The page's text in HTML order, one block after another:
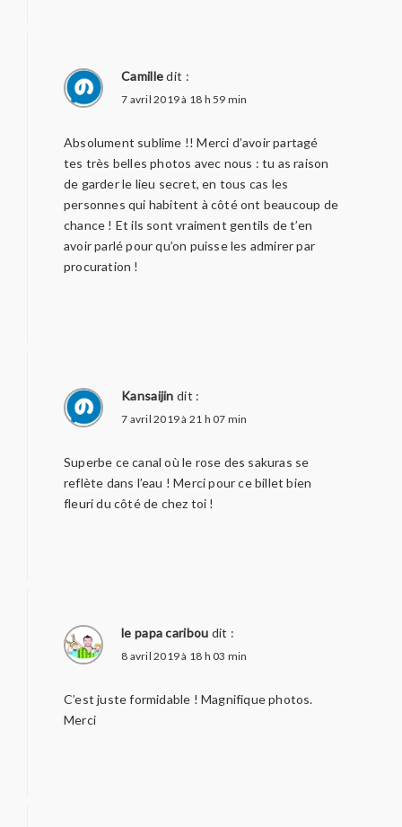
Camille dit :
7 avril 2019 à 18 h 59 min
Absolument sublime !! Merci d’avoir partagé
tes très belles photos avec nous : tu as raison
de garder le lieu secret, en tous cas les
personnes qui habitent à côté ont beaucoup de
chance ! Et ils sont vraiment gentils de t’en
avoir parlé pour qu’on puisse les admirer par
procuration !
Kansaijin dit :
7 avril 2019 à 21 h 07 min
Superbe ce canal où le rose des sakuras se
reflète dans l’eau ! Merci pour ce billet bien
fleuri du côté de chez toi !
le papa caribou dit :
8 avril 2019 à 18 h 03 min
C’est juste formidable ! Magnifique photos.
Merci